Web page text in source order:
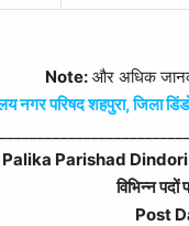
Note: और अधिक
नगर परिषद शहपुरा, जिला
Parishad Dindori
विभिन्न
Post